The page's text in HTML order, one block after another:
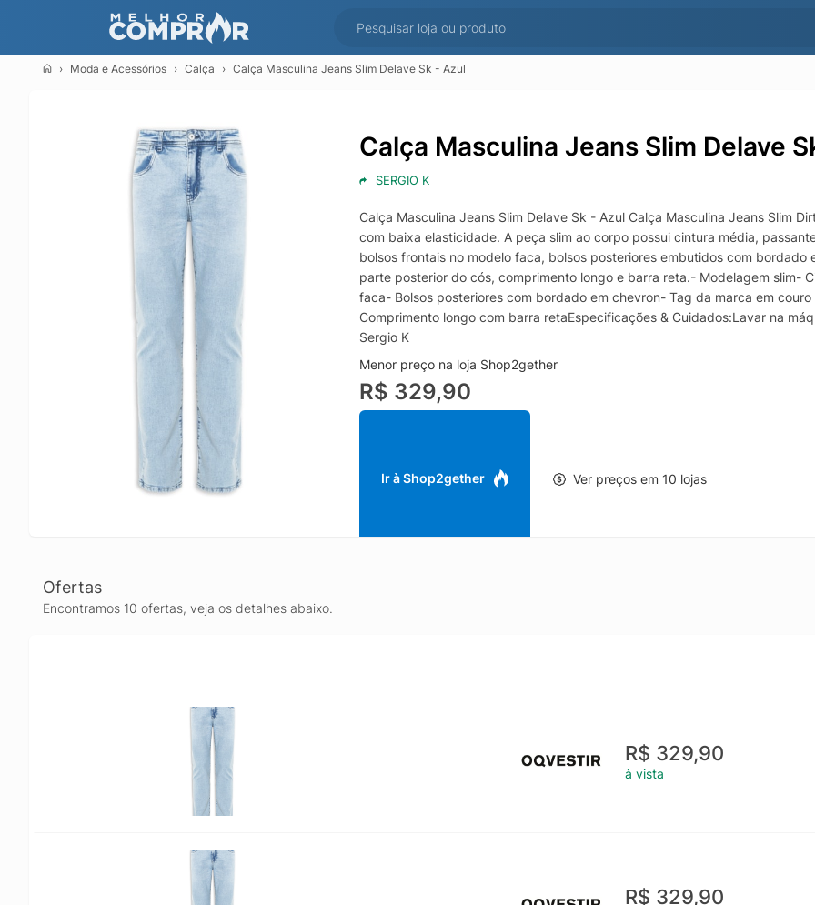
Moda e Acessórios Calça Calça Masculina Jeans Slim Delave Sk - Azul
Calça Masculina Jeans Slim Delave
SERGIO K
Calça Masculina Jeans Slim Delave Sk - Azul Calça Masculina Jeans Slim
com baixa elasticidade. A peça slim ao corpo possui cintura média,
bolsos frontais no modelo faca, bolsos posteriores embutidos com
parte posterior do cós, comprimento longo e barra reta.- Modelagem slim-
faca- Bolsos posteriores com bordado em chevron- Tag da marca em
Comprimento longo com barra retaEspecificações & Cuidados:Lavar na
Sergio K
Menor preço na loja Shop2gether
R$ 329,90
Ir à Shop2gether Ver preços em 10 lojas
Ofertas
Encontramos 10 ofertas, veja os detalhes abaixo.
R$ 329,90
à vista
R$ 329,90